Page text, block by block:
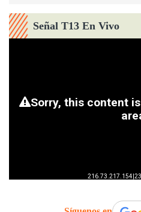
Señal T13 En Vivo